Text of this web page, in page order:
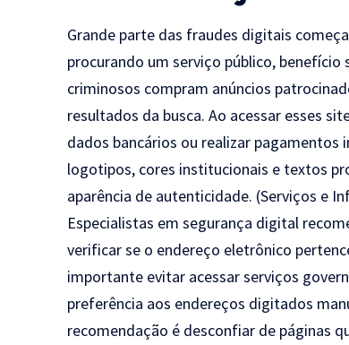
Grande parte das fraudes digitais
procurando um serviço público,
criminosos compram anúncios
resultados da busca. Ao acessar esses
dados bancários ou realizar
logotipos, cores institucionais e textos
aparência de autenticidade. (Serviços e
Especialistas em segurança digital
verificar se o endereço eletrônico
importante evitar acessar serviços
preferência aos endereços digitados
recomendação é desconfiar de páginas